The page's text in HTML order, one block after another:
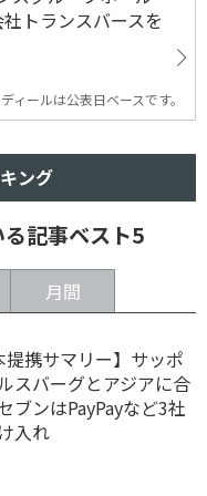
トランスバースを
ィールは公表日ベースです。
ング
る記事ベスト5
月間
提携サマリー】サッポ
スバーグとアジアに合
ンはPayPayなど3社
入れ